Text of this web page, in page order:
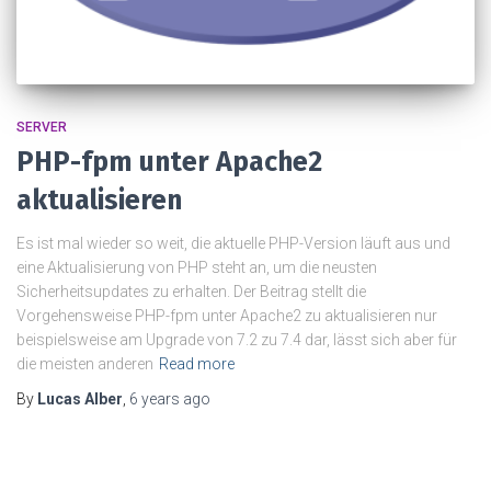
SERVER
PHP-fpm unter Apache2
aktualisieren
Es ist mal wieder so weit, die aktuelle PHP-Version läuft aus und
eine Aktualisierung von PHP steht an, um die neusten
Sicherheitsupdates zu erhalten. Der Beitrag stellt die
Vorgehensweise PHP-fpm unter Apache2 zu aktualisieren nur
beispielsweise am Upgrade von 7.2 zu 7.4 dar, lässt sich aber für
die meisten anderen Read more
By Lucas Alber 6 years ago